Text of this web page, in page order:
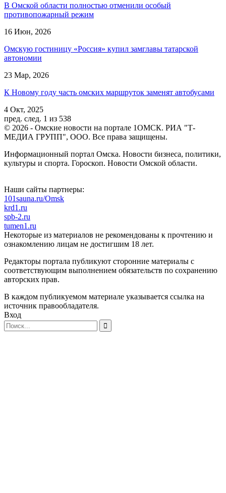
В Омской области полностью отменили особый
противопожарный режим
16 Июн, 2026
Омскую гостиницу «Россия» купил замглавы татарской
автономии
23 Мар, 2026
К Новому году часть омских маршруток заменят автобусами
4 Окт, 2025
пред. след. 1 из 538
© 2026 - Омские новости на портале 1ОМСК. РИА "Т-
МЕДИА ГРУПП", ООО. Все права защищены.
Информационный портал Омска. Новости бизнеса, политики,
культуры и спорта. Гороскоп. Новости Омской области.
Наши сайты партнеры:
101sauna.ru/Omsk
krd1.ru
spb-2.ru
tumen1.ru
Некоторые из материалов не рекомендованы к прочтению и
ознакомлению лицам не достигшим 18 лет.
Редакторы портала публикуют сторонние материалы с
соответствующим выполнением обязательств по сохранению
авторских прав.
В каждом публикуемом материале указывается ссылка на
источник правообладателя.
Вход